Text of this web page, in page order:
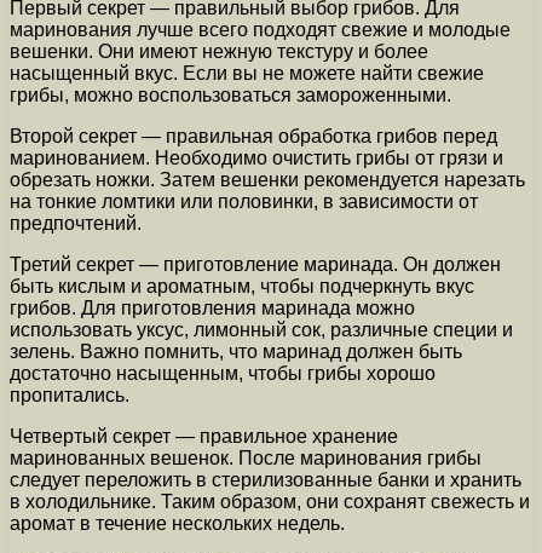
Первый секрет — правильный выбор грибов. Для
маринования лучше всего подходят свежие и молодые
вешенки. Они имеют нежную текстуру и более
насыщенный вкус. Если вы не можете найти свежие
грибы, можно воспользоваться замороженными.
Второй секрет — правильная обработка грибов перед
маринованием. Необходимо очистить грибы от грязи и
обрезать ножки. Затем вешенки рекомендуется нарезать
на тонкие ломтики или половинки, в зависимости от
предпочтений.
Третий секрет — приготовление маринада. Он должен
быть кислым и ароматным, чтобы подчеркнуть вкус
грибов. Для приготовления маринада можно
использовать уксус, лимонный сок, различные специи и
зелень. Важно помнить, что маринад должен быть
достаточно насыщенным, чтобы грибы хорошо
пропитались.
Четвертый секрет — правильное хранение
маринованных вешенок. После маринования грибы
следует переложить в стерилизованные банки и хранить
в холодильнике. Таким образом, они сохранят свежесть и
аромат в течение нескольких недель.